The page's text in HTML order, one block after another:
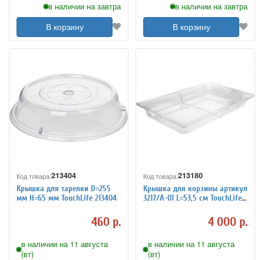
в наличии на завтра
В корзину
в наличии на завтра
В корзину
Код товара:213404
Крышка для тарелки D=255
мм H=65 мм TouchLife 213404
460 р.
в наличии на 11 августа
(вт)
Код товара:213180
Крышка для корзины артикул
3217/A-01 L=53,5 см TouchLife
4 000 р.
в наличии на 11 августа
(вт)